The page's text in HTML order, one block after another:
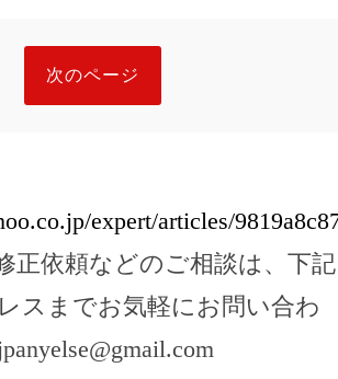
次のページ
expert/articles/
正依頼などのご相談は、下記
スまでお気軽にお問い合わ